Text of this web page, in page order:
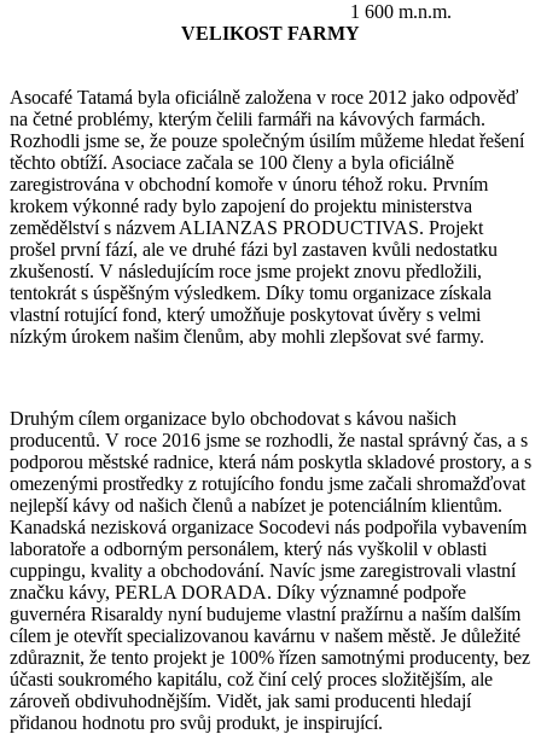
1 600 m.n.m.
VELIKOST FARMY
Asocafé Tatamá byla oficiálně založena v roce 2012 jako odpověď
na četné problémy, kterým čelili farmáři na kávových farmách.
Rozhodli jsme se, že pouze společným úsilím můžeme hledat řešení
těchto obtíží. Asociace začala se 100 členy a byla oficiálně
zaregistrována v obchodní komoře v únoru téhož roku. Prvním
krokem výkonné rady bylo zapojení do projektu ministerstva
zemědělství s názvem ALIANZAS PRODUCTIVAS. Projekt
prošel první fází, ale ve druhé fázi byl zastaven kvůli nedostatku
zkušeností. V následujícím roce jsme projekt znovu předložili,
tentokrát s úspěšným výsledkem. Díky tomu organizace získala
vlastní rotující fond, který umožňuje poskytovat úvěry s velmi
nízkým úrokem našim členům, aby mohli zlepšovat své farmy.
Druhým cílem organizace bylo obchodovat s kávou našich
producentů. V roce 2016 jsme se rozhodli, že nastal správný čas, a s
podporou městské radnice, která nám poskytla skladové prostory, a s
omezenými prostředky z rotujícího fondu jsme začali shromažďovat
nejlepší kávy od našich členů a nabízet je potenciálním klientům.
Kanadská nezisková organizace Socodevi nás podpořila vybavením
laboratoře a odborným personálem, který nás vyškolil v oblasti
cuppingu, kvality a obchodování. Navíc jsme zaregistrovali vlastní
značku kávy, PERLA DORADA. Díky významné podpoře
guvernéra Risaraldy nyní budujeme vlastní pražírnu a naším dalším
cílem je otevřít specializovanou kavárnu v našem městě. Je důležité
zdůraznit, že tento projekt je 100% řízen samotnými producenty, bez
účasti soukromého kapitálu, což činí celý proces složitějším, ale
zároveň obdivuhodnějším. Vidět, jak sami producenti hledají
přidanou hodnotu pro svůj produkt, je inspirující.